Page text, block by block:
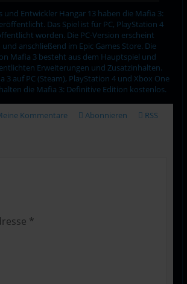
und Entwickler Hangar 13 haben die Mafia 3:
Das Spiel ist für PC, PlayStation 4
worden. Die PC-Version erscheint
anschließend im Epic Games Store. Die
Mafia 3 besteht aus dem Hauptspiel und
Erweiterungen und Zusatzinhalten.
3 auf PC (Steam), PlayStation 4 und Xbox One
die Mafia 3: Definitive Edition kostenlos.
Kommentare Abonnieren RSS